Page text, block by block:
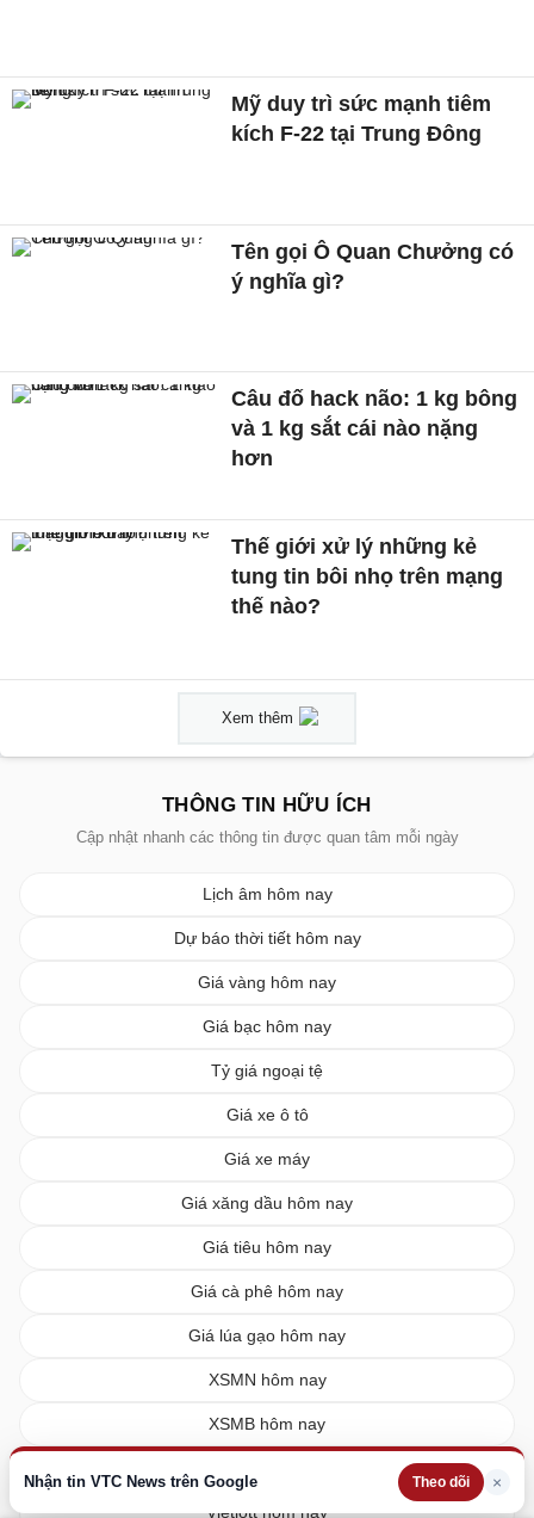
Nhận tin VTC News trên Google Theo dõi ×
Mỹ duy trì sức mạnh tiêm
kích F-22 tại Trung Đông
Tên gọi Ô Quan Chưởng có
ý nghĩa gì?
Câu đố hack não: 1 kg bông
và 1 kg sắt cái nào nặng
hơn
Thế giới xử lý những kẻ
tung tin bôi nhọ trên mạng
thế nào?
Xem thêm
THÔNG TIN HỮU ÍCH
Cập nhật nhanh các thông tin được quan tâm mỗi ngày
Lịch âm hôm nay
Dự báo thời tiết hôm nay
Giá vàng hôm nay
Giá bạc hôm nay
Tỷ giá ngoại tệ
Giá xe ô tô
Giá xe máy
Giá xăng dầu hôm nay
Giá tiêu hôm nay
Giá cà phê hôm nay
Giá lúa gạo hôm nay
XSMN hôm nay
XSMB hôm nay
Vietlott hôm nay